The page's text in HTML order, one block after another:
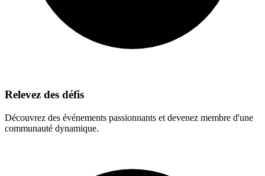
Relevez des défis
Découvrez des événements passionnants et devenez membre d'une
communauté dynamique.